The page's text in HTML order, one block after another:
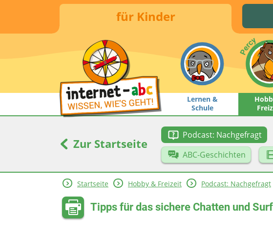
für Kinder
Lernen &
Schule
Zur Startseite
Podcast: Nachgefragt
ABC-Geschichten
Startseite Hobby & Freizeit Podcast: Nachgefragt
Tipps für das sichere Chatten und